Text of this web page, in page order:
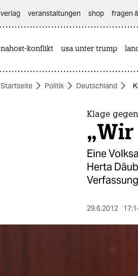
themen
verlag
veranstaltungen shop fragen
nahost-konflikt usa unter trump
Startseite Politik Deutschland
Klage
„Wir
Eine
Herta
29.6.2012